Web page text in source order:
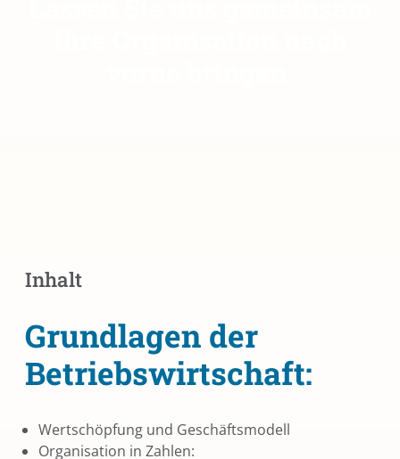
Inhalt
Grundlagen der
Betriebswirtschaft:
Wertschöpfung und Geschäftsmodell
Organisation in Zahlen: